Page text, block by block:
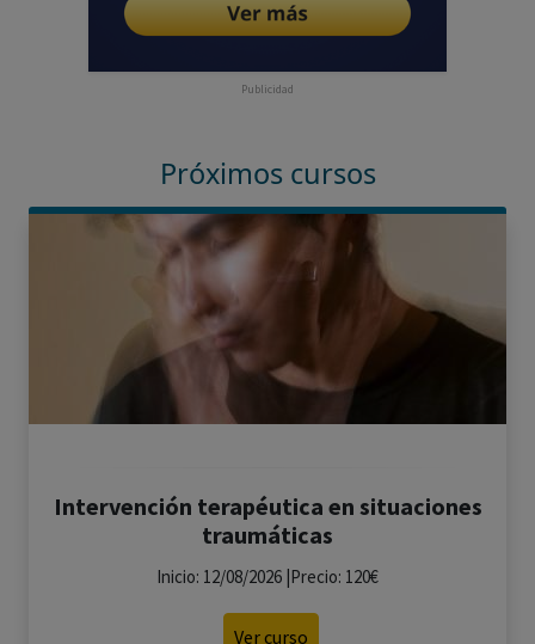
Publicidad
Próximos cursos
Intervención terapéutica en situaciones
traumáticas
Inicio: 12/08/2026 |Precio: 120€
Ver curso